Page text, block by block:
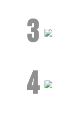
3
4